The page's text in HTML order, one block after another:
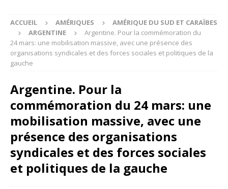
ACCUEIL AMÉRIQUES
AMÉRIQUE DU SUD ET CARAÏBES
ARGENTINE
Argentine. Pour la commémoration du
24 mars: une mobilisation massive, avec une présence des
organisations syndicales et des forces sociales et politiques de la
gauche
Argentine. Pour la
commémoration du 24 mars: une
mobilisation massive, avec une
présence des organisations
syndicales et des forces sociales
et politiques de la gauche